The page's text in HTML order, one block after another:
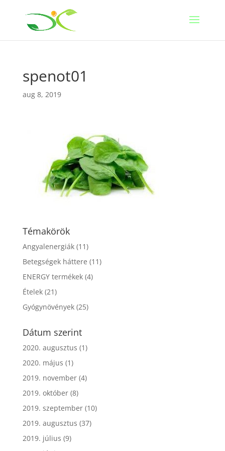
spenot01
aug 8, 2019
Témakörök
Angyalenergiák(11)
Betegségek háttere (11)
ENERGY termékek(4)
Ételek(21)
Gyógynövények(25)
Dátum szerint
2020. augusztus (1)
2020. május (1)
2019. november(4)
2019. október(8)
2019. szeptember(10)
2019. augusztus (37)
2019. július (9)